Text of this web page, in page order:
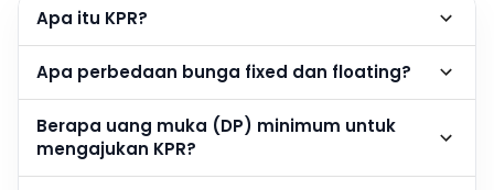
Apa itu KPR?
Apa perbedaan bunga fixed dan floating?
Berapa uang muka (DP) minimum untuk
mengajukan KPR?